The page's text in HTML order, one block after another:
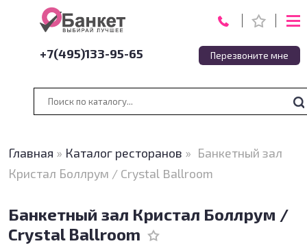
+7(495)133-95-65 Перезвоните мне
Главная » Каталог ресторанов » Банкетный зал
Кристал Боллрум / Crystal Ballroom
Банкетный зал Кристал Боллрум /
Crystal Ballroom